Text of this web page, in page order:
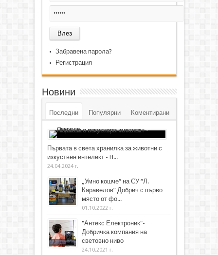
Забравена парола?
Регистрация
Новини
Последни Популярни Коментирани
Първата в света хранилка за животни с
изкуствен интелект - H...
24.04.2024 г.
„Умно кошче“ на СУ “Л.
Каравелов” Добрич с първо
място от фо...
01.10.2022 г.
"Антекс Електроник"-
Добричка компания на
световно ниво
24.10.2021 г.